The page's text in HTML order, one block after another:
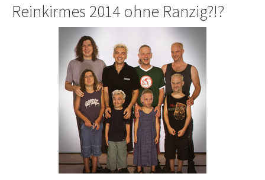
Reinkirmes 2014 ohne Ranzig?!?